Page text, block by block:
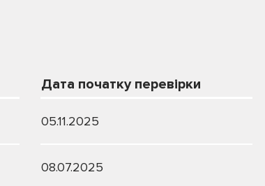
Дата початку перевірки
05.11.2025
08.07.2025